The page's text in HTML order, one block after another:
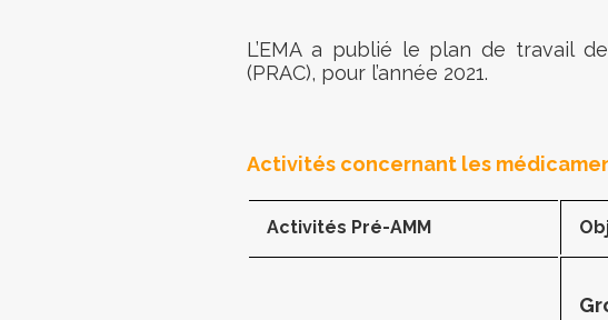
L’EMA a publié le plan de travail
(PRAC), pour l’année 2021.
Activités concernant les
Activités Pré-AMM